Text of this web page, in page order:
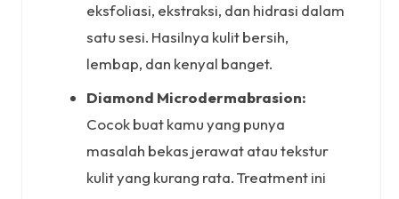
eksfoliasi, ekstraksi, dan hidrasi dalam
satu sesi. Hasilnya kulit bersih,
lembap, dan kenyal banget.
Diamond Microdermabrasion:
Cocok buat kamu yang punya
masalah bekas jerawat atau tekstur
kulit yang kurang rata. Treatment ini